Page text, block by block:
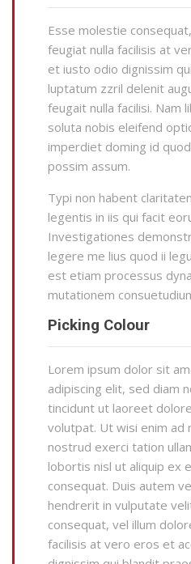
Esse molestie
feugiat nulla facilisis at
et iusto odio dignissim
luptatum zzril delenit
feugait nulla facilisi. Nam
soluta nobis eleifend
imperdiet doming id
possim assum.
Typi non habent
legentis in iis qui facit
Investigationes
legere me lius quod ii
est etiam processus
mutationem
Picking Colour
Lorem ipsum dolor sit
adipiscing elit, sed diam
tincidunt ut laoreet
volutpat. Ut wisi enim ad
nostrud exerci tation
lobortis nisl ut aliquip ex
consequat. Duis autem
hendrerit in vulputate
consequat, vel illum
facilisis at vero eros et